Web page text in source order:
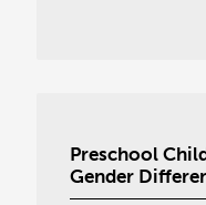
Preschool
Gender